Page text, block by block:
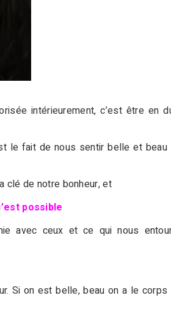
intérieurement, c’est être en
le fait de nous sentir belle et beau
clé de notre bonheur, et
possible
avec ceux et ce qui nous
Si on est belle, beau on a le